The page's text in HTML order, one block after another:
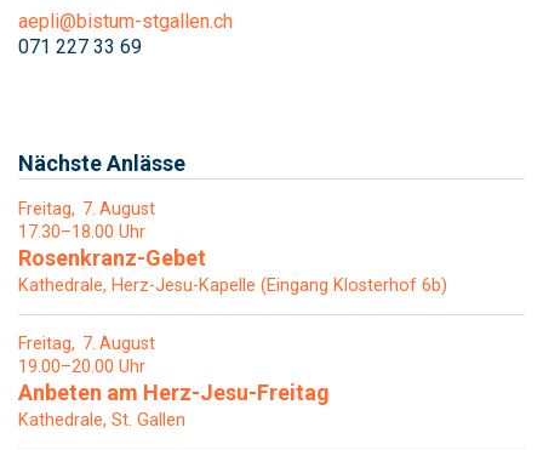
aepli@bistum-stgallen.ch
071 227 33 69
Nächste Anlässe
Freitag 7 August
17.30–18.00 Uhr
Rosenkranz-Gebet
Kathedrale, Herz-Jesu-Kapelle (Eingang Klosterhof 6b)
Freitag 7 August
19.00–20.00 Uhr
Anbeten am Herz-Jesu-Freitag
Kathedrale, St. Gallen